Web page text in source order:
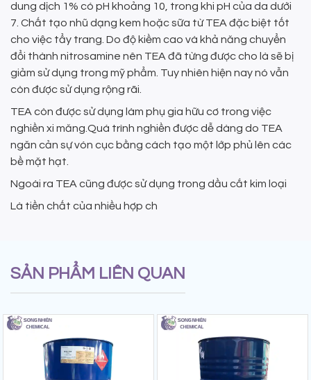
dung dịch 1% có pH khoảng 10, trong khi pH của da dưới
7. Chất tạo nhũ dạng kem hoặc sữa từ TEA đặc biệt tốt
cho việc tẩy trang. Do độ kiềm cao và khả năng chuyển
đổi thành nitrosamine nên TEA đã từng được cho là sẽ bị
giảm sử dụng trong mỹ phẩm. Tuy nhiên hiện nay nó vẫn
còn được sử dụng rộng rãi.
TEA còn được sử dụng làm phụ gia hữu cơ trong việc
nghiền xi măng.Quá trình nghiền được dễ dàng do TEA
ngăn cản sự vón cục bằng cách tạo một lớp phủ lên các
bề mặt hạt.
Ngoài ra TEA cũng được sử dụng trong dầu cắt kim loại
Là tiền chất của nhiều hợp ch
SẢN PHẨM LIÊN QUAN